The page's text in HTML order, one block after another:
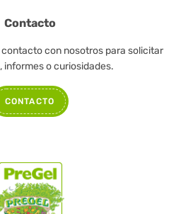
Contacto
contacto con nosotros para solicitar
informes o curiosidades.
CONTACTO